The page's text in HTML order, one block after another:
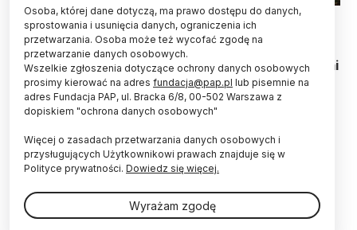
Fot. Fotolia
Oddziaływania przestrzenne pomiędzy ludźmi,
dużymi drapieżnikami i zwierzętami roślinożernymi
są bardzo złożone i wpływają na rozmieszczenie
roślin na danym terenie. Procesy te, na
przykładzie Puszczy Białowieskiej, opisali
Publikacja na ten temat ukazała się w piśmie
LIFE". Jej autorami są naukowcy zInstytutu Biologii
Ssaków PAN w Białowieży.
Osoba, której dane dotyczą, ma prawo dostępu do danych,
sprostowania i usunięcia danych, ograniczenia ich
przetwarzania. Osoba może też wycofać zgodę na
przetwarzanie danych osobowych.
Wszelkie zgłoszenia dotyczące ochrony danych osobowych
prosimy kierować na adres fundacja@pap.pl lub pisemnie na
adres Fundacja PAP, ul. Bracka 6/8, 00-502 Warszawa z
dopiskiem "ochrona danych osobowych"
Więcej o zasadach przetwarzania danych osobowych i
przysługujących Użytkownikowi prawach znajduje się w
Polityce prywatności. Dowiedz się więcej.
Wyrażam zgodę